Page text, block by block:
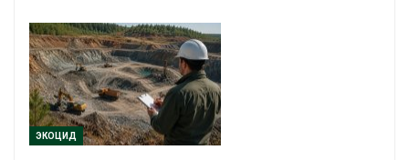
ЭКОЦИД